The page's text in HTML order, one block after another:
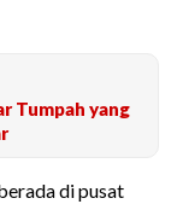
Tumpah yang
di pusat